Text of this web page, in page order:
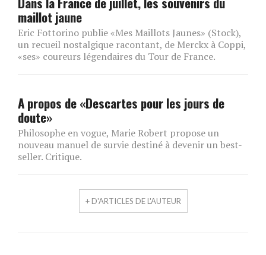
maillot jaune
Eric Fottorino publie «Mes Maillots Jaunes» (Stock),
un recueil nostalgique racontant, de Merckx à Coppi,
«ses» coureurs légendaires du Tour de France.
A propos de «Descartes pour les jours de
doute»
Philosophe en vogue, Marie Robert propose un
nouveau manuel de survie destiné à devenir un best-
seller. Critique.
+ D'ARTICLES DE L'AUTEUR